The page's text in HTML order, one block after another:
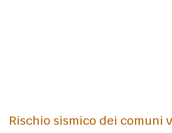
Rischio sismico dei comuni